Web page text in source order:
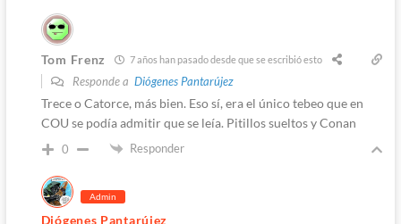
Tom Frenz 7 años han pasado desde que se escribió esto
Responde a Diógenes Pantarújez
Trece o Catorce, más bien. Eso sí, era el único tebeo que en
COU se podía admitir que se leía. Pitillos sueltos y Conan
0 Responder
Admin
Diógenes Pantarújez